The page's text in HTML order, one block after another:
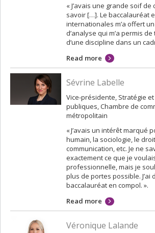
« J’avais une grande soif
savoir […]. Le baccalauréat
internationales m’a offert
d’analyse qui m’a permis
d’une discipline dans un
Read more
Sévrine Labelle
Vice-présidente, Stratégie
publiques, Chambre de
métropolitain
« J’avais un intérêt marqué
humain, la sociologie, le
communication, etc. Je ne
exactement ce que je
professionnelle, mais je
plus de portes possible. J’ai
baccalauréat en compol. ».
Read more
Véronique Lalande